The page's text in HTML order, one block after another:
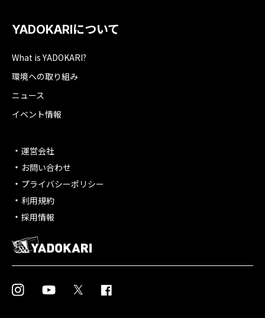
YADOKARIについて
What is YADOKARI?
環境への取り組み
ニュース
イベント情報
運営会社
お問い合わせ
プライバシーポリシー
利用規約
採用情報